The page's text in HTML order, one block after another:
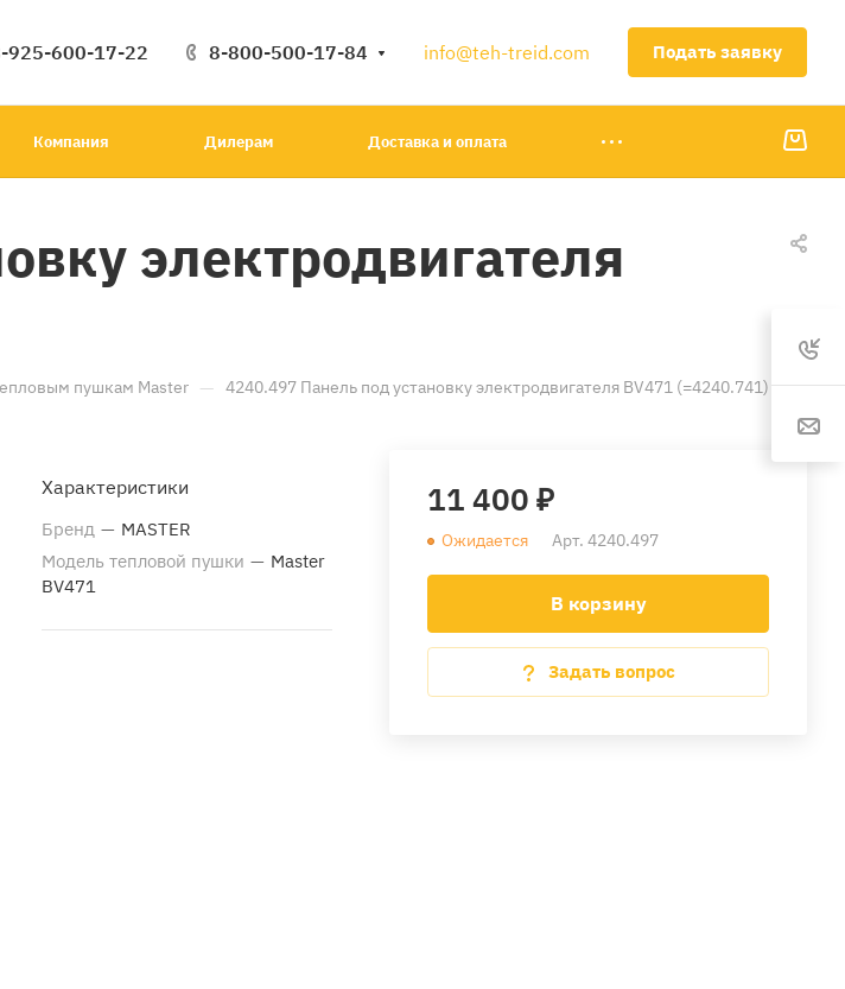
925-600-17-22 8-800-500-17-84 info@teh-treid.com Подать заявку
Компания Дилерам Доставка и оплата
электродвигателя
пушкам Master — 4240.497 Панель под установку электродвигателя BV471 (=4240.741)
11 400 ₽
Ожидается Арт. 4240.497
В корзину
Задать вопрос
Характеристики
Бренд — MASTER
Модель тепловой пушки — Master
BV471